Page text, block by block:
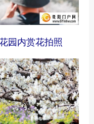
园内赏花拍照